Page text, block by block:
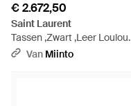
€ 2.672,50
Saint Laurent
Tassen ,Zwart ,Leer Loulou
Medium Matelassé
Van Miinto